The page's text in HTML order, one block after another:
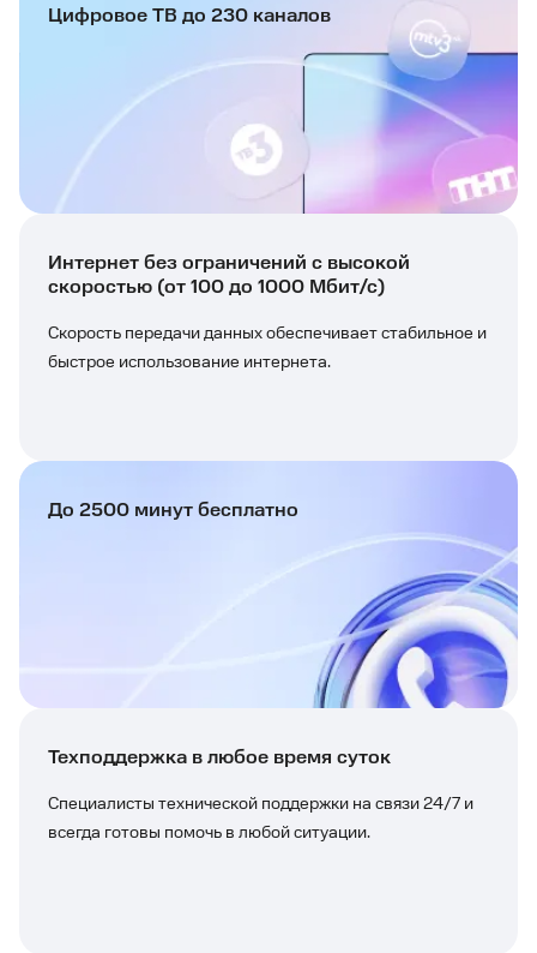
Цифровое ТВ до 230 каналов
Интернет без ограничений с высокой
скоростью (от 100 до 1000 Мбит/с)
Скорость передачи данных обеспечивает стабильное и
быстрое использование интернета.
До 2500 минут бесплатно
Техподдержка в любое время суток
Специалисты технической поддержки на связи 24/7 и
всегда готовы помочь в любой ситуации.